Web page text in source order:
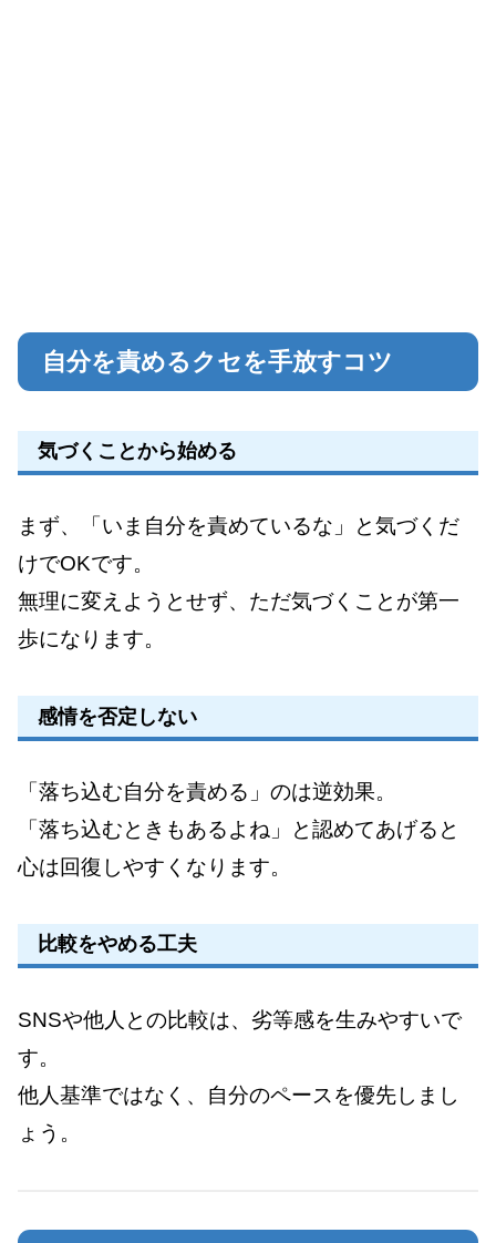
自分を責めるクセを手放すコツ
気づくことから始める
まず、「いま自分を責めているな」と気づくだ
けでOKです。
無理に変えようとせず、ただ気づくことが第一
歩になります。
感情を否定しない
「落ち込む自分を責める」のは逆効果。
「落ち込むときもあるよね」と認めてあげると
心は回復しやすくなります。
比較をやめる工夫
SNSや他人との比較は、劣等感を生みやすいで
す。
他人基準ではなく、自分のペースを優先しまし
ょう。